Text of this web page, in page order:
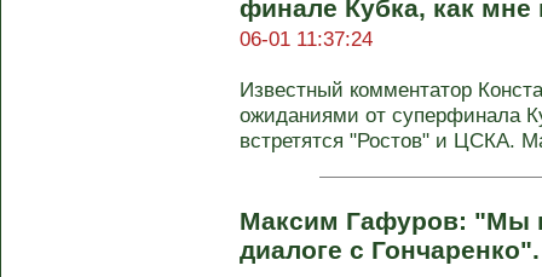
финале Кубка, как мне
06-01 11:37:24
Известный комментатор
ожиданиями от суперфинала
встретятся "Ростов" и ЦСКА.
Максим Гафуров: "Мы
диалоге с